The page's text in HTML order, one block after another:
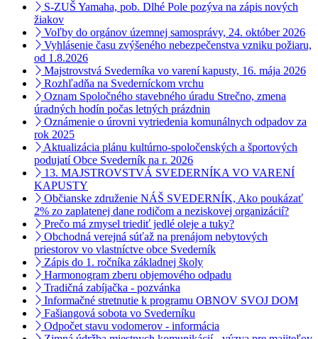
S-ZUŠ Yamaha, pob. Dlhé Pole pozýva na zápis nových
žiakov
Voľby do orgánov územnej samosprávy, 24. október 2026
Vyhlásenie času zvýšeného nebezpečenstva vzniku požiaru,
od 1.8.2026
Majstrovstvá Svederníka vo varení kapusty, 16. mája 2026
Rozhľadňa na Svederníckom vrchu
Oznam Spoločného stavebného úradu Strečno, zmena
úradných hodín počas letných prázdnin
Oznámenie o úrovni vytriedenia komunálnych odpadov za
rok 2025
Aktualizácia plánu kultúrno-spoločenských a športových
podujatí Obce Svederník na r. 2026
13. MAJSTROVSTVÁ SVEDERNÍKA VO VARENÍ
KAPUSTY
Občianske združenie NÁŠ SVEDERNÍK, Ako poukázať
2% zo zaplatenej dane rodičom a neziskovej organizácií?
Prečo má zmysel triediť jedlé oleje a tuky?
Obchodná verejná súťaž na prenájom nebytových
priestorov vo vlastníctve obce Svederník
Zápis do 1. ročníka základnej školy
Harmonogram zberu objemového odpadu
Tradičná zabíjačka - pozvánka
Informačné stretnutie k programu OBNOV SVOJ DOM
Fašiangová sobota vo Svederníku
Odpočet stavu vodomerov - informácia